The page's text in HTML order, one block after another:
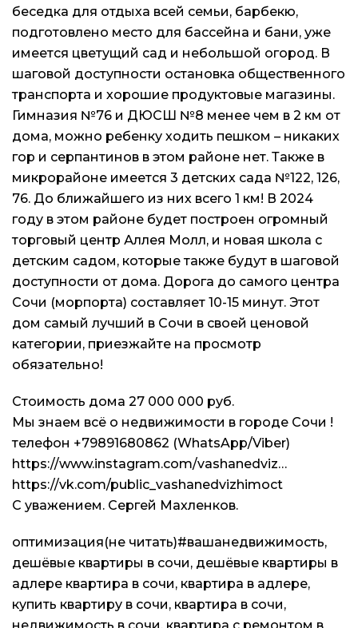
беседка для отдыха всей семьи, барбекю,
подготовлено место для бассейна и бани, уже
имеется цветущий сад и небольшой огород. В
шаговой доступности остановка общественного
транспорта и хорошие продуктовые магазины.
Гимназия №76 и ДЮСШ №8 менее чем в 2 км от
дома, можно ребенку ходить пешком – никаких
гор и серпантинов в этом районе нет. Также в
микрорайоне имеется 3 детских сада №122, 126,
76. До ближайшего из них всего 1 км! В 2024
году в этом районе будет построен огромный
торговый центр Аллея Молл, и новая школа с
детским садом, которые также будут в шаговой
доступности от дома. Дорога до самого центра
Сочи (морпорта) составляет 10-15 минут. Этот
дом самый лучший в Сочи в своей ценовой
категории, приезжайте на просмотр
обязательно!
Стоимость дома 27 000 000 руб.
Мы знаем всё о недвижимости в городе Сочи !
телефон +79891680862 (WhatsApp/Viber)
https://www.instagram.com/vashanedviz…
https://vk.com/public_vashanedvizhimoct
С уважением. Сергей Махленков.
оптимизация(не читать)#вашанедвижимость,
дешёвые квартиры в сочи, дешёвые квартиры в
адлере квартира в сочи, квартира в адлере,
купить квартиру в сочи, квартира в сочи,